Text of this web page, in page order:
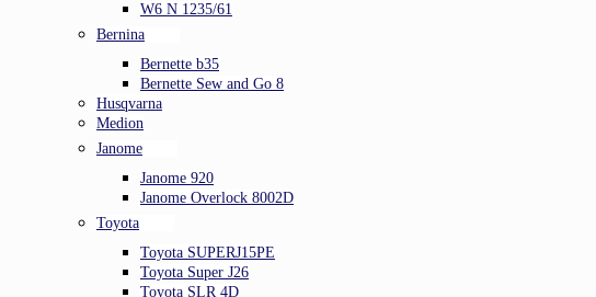
W6 N 1235/61
Bernina
Bernette b35
Bernette Sew and Go 8
Husqvarna
Medion
Janome
Janome 920
Janome Overlock 8002D
Toyota
Toyota SUPERJ15PE
Toyota Super J26
Toyota SLR 4D